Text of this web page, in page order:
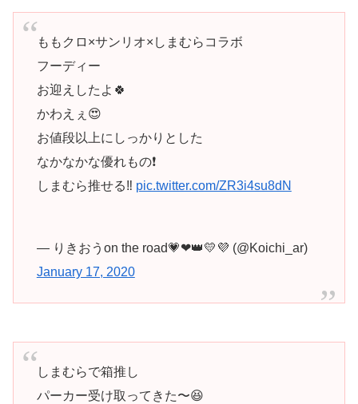
ももクロ×サンリオ×しまむらコラボ
フーディー
お迎えしたよ🍀
かわえぇ😍
お値段以上にしっかりとした
なかなかな優れもの❗️
しまむら推せる‼️ pic.twitter.com/ZR3i4su8dN
— りきおうon the road💗❤👑💛💜 (@Koichi_ar)
January 17, 2020
しまむらで箱推し
パーカー受け取ってきた〜😆